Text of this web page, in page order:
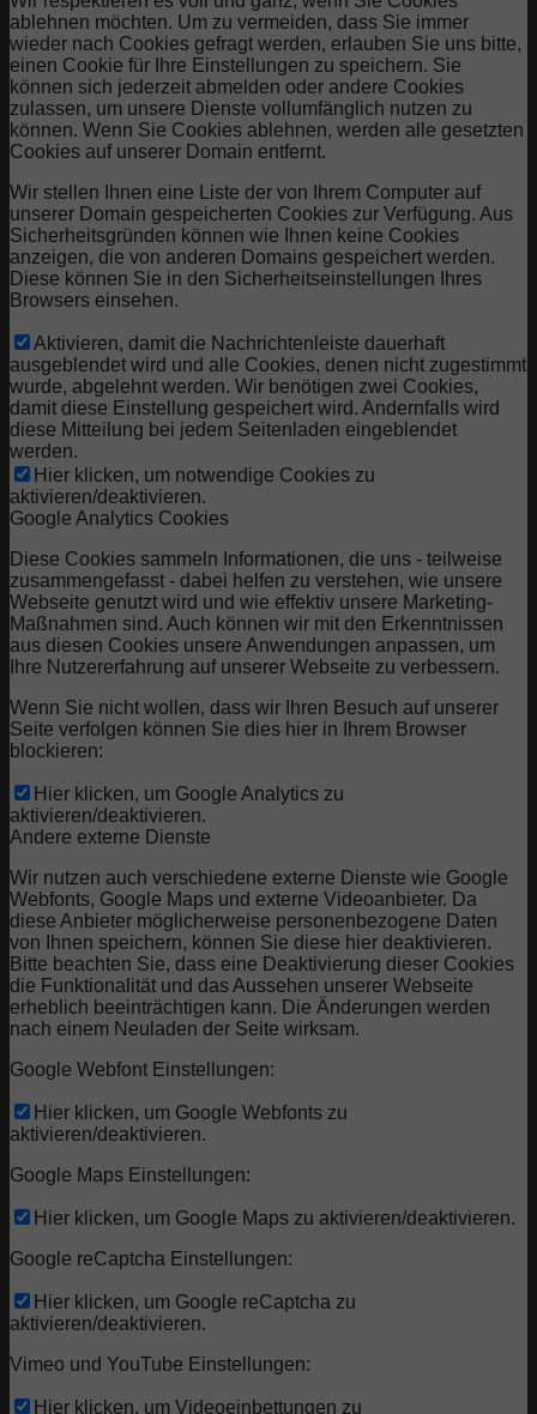
ablehnen möchten. Um zu vermeiden, dass Sie immer
wieder nach Cookies gefragt werden, erlauben Sie uns bitte,
einen Cookie für Ihre Einstellungen zu speichern. Sie
können sich jederzeit abmelden oder andere Cookies
zulassen, um unsere Dienste vollumfänglich nutzen zu
können. Wenn Sie Cookies ablehnen, werden alle gesetzten
Cookies auf unserer Domain entfernt.
Wir stellen Ihnen eine Liste der von Ihrem Computer auf
unserer Domain gespeicherten Cookies zur Verfügung. Aus
Sicherheitsgründen können wie Ihnen keine Cookies
anzeigen, die von anderen Domains gespeichert werden.
Diese können Sie in den Sicherheitseinstellungen Ihres
Browsers einsehen.
Aktivieren, damit die Nachrichtenleiste dauerhaft
ausgeblendet wird und alle Cookies, denen nicht zugestimmt
wurde, abgelehnt werden. Wir benötigen zwei Cookies,
damit diese Einstellung gespeichert wird. Andernfalls wird
diese Mitteilung bei jedem Seitenladen eingeblendet
werden.
Hier klicken, um notwendige Cookies zu
aktivieren/deaktivieren.
Google Analytics Cookies
Diese Cookies sammeln Informationen, die uns - teilweise
zusammengefasst - dabei helfen zu verstehen, wie unsere
Webseite genutzt wird und wie effektiv unsere Marketing-
Maßnahmen sind. Auch können wir mit den Erkenntnissen
aus diesen Cookies unsere Anwendungen anpassen, um
Ihre Nutzererfahrung auf unserer Webseite zu verbessern.
Wenn Sie nicht wollen, dass wir Ihren Besuch auf unserer
Seite verfolgen können Sie dies hier in Ihrem Browser
blockieren:
Hier klicken, um Google Analytics zu
aktivieren/deaktivieren.
Andere externe Dienste
Wir nutzen auch verschiedene externe Dienste wie Google
Webfonts, Google Maps und externe Videoanbieter. Da
diese Anbieter möglicherweise personenbezogene Daten
von Ihnen speichern, können Sie diese hier deaktivieren.
Bitte beachten Sie, dass eine Deaktivierung dieser Cookies
die Funktionalität und das Aussehen unserer Webseite
erheblich beeinträchtigen kann. Die Änderungen werden
nach einem Neuladen der Seite wirksam.
Google Webfont Einstellungen:
Hier klicken, um Google Webfonts zu
aktivieren/deaktivieren.
Google Maps Einstellungen:
Hier klicken, um Google Maps zu aktivieren/deaktivieren.
Google reCaptcha Einstellungen:
Hier klicken, um Google reCaptcha zu
aktivieren/deaktivieren.
Vimeo und YouTube Einstellungen:
Hier klicken, um Videoeinbettungen zu